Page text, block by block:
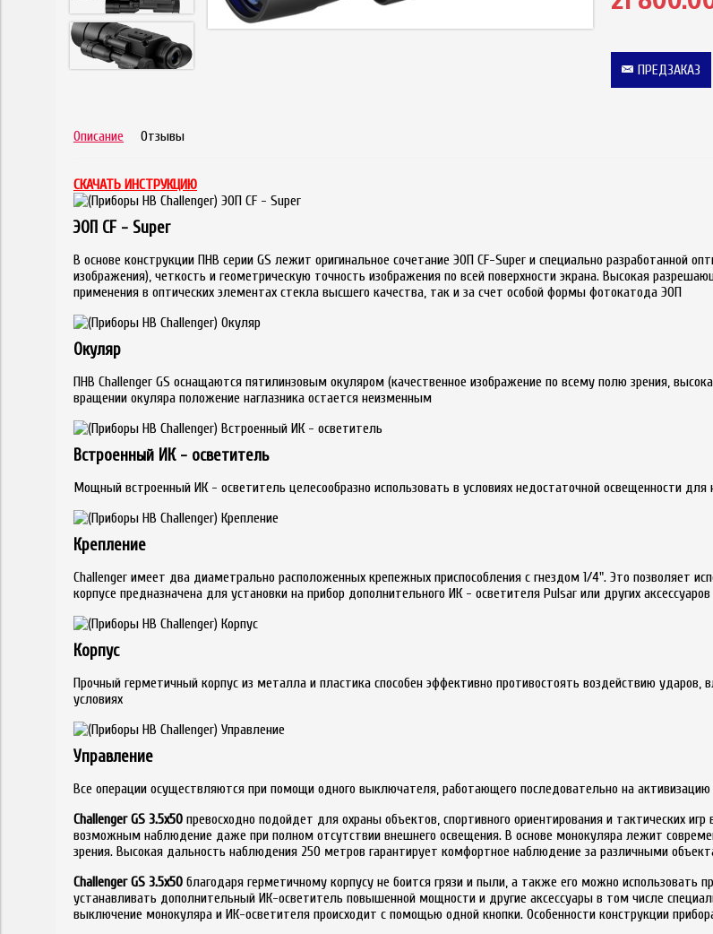
ПРЕДЗАКАЗ
Описание Отзывы
СКАЧАТЬ ИНСТРУКЦИЮ
ЭОП CF - Super
В основе конструкции ПНВ серии GS лежит оригинальное сочетание ЭОП CF-Super и специально разработанной
изображения), четкость и геометрическую точность изображения по всей поверхности экрана. Высокая
применения в оптических элементах стекла высшего качества, так и за счет особой формы фотокатода ЭОП
Окуляр
ПНВ Challenger GS оснащаются пятилинзовым окуляром (качественное изображение по всему полю зрения,
вращении окуляра положение наглазника остается неизменным
Встроенный ИК - осветитель
Мощный встроенный ИК - осветитель целесообразно использовать в условиях недостаточной освещенности
Крепление
Challenger имеет два диаметрально расположенных крепежных приспособления с гнездом 1/4". Это позволяет
корпусе предназначена для установки на прибор дополнительного ИК - осветителя Pulsar или других аксессуаров
Корпус
Прочный герметичный корпус из металла и пластика способен эффективно противостоять воздействию ударов,
условиях
Управление
Все операции осуществляются при помощи одного выключателя, работающего последовательно на активизацию
Challenger GS 3.5x50 превосходно подойдет для охраны объектов, спортивного ориентирования и тактических
возможным наблюдение даже при полном отсутствии внешнего освещения. В основе монокуляра лежит
зрения. Высокая дальность наблюдения 250 метров гарантирует комфортное наблюдение за различными
Challenger GS 3.5x50 благодаря герметичному корпусу не боится грязи и пыли, а также его можно использовать
устанавливать дополнительный ИК-осветитель повышенной мощности и другие аксессуары в том числе
выключение монокуляра и ИК-осветителя происходит с помощью одной кнопки. Особенности конструкции